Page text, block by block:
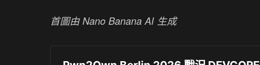
首圖由 Nano Banana AI 生成